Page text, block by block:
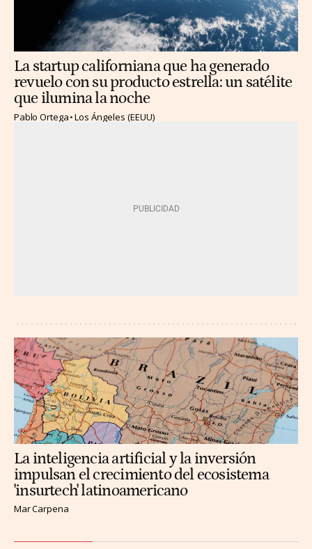
La startup californiana que ha generado
revuelo con su producto estrella: un satélite
que ilumina la noche
Pablo Ortega Los Ángeles (EEUU)
La inteligencia artificial y la inversión
impulsan el crecimiento del ecosistema
'insurtech' latinoamericano
Mar Carpena